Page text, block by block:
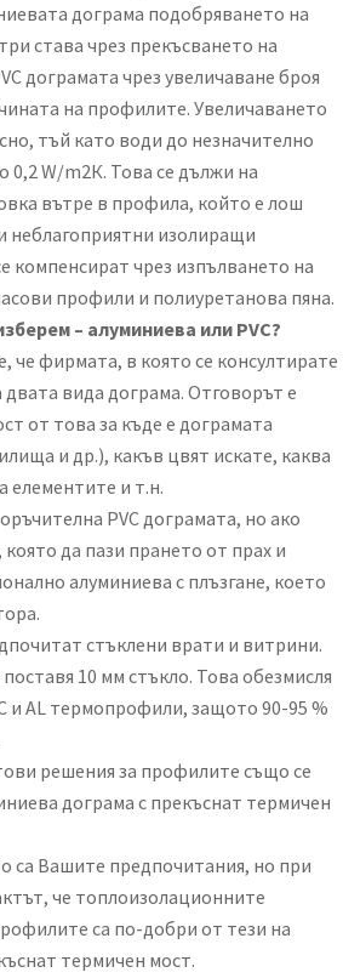
дограма подобряването на
става чрез прекъсването на
дограмата чрез увеличаване броя
на профилите. Увеличаването
тъй като води до незначително
0,2 W/m2К. Това се дължи на
вътре в профила, който е лош
неблагоприятни изолиращи
компенсират чрез изпълването на
профили и полиуретанова пяна.
– алуминиева или PVC?
че фирмата, в която се консултирате
вида дограма. Отговорът е
от това за къде е дограмата
и др.), какъв цвят искате, каква
елементите и т.н.
PVC дограмата, но ако
да пази прането от прах и
алуминиева с плъзгане, което
стъклени врати и витрини.
10 мм стъкло. Това обезмисля
и AL термопрофили, защото 90-95 %
решения за профилите също се
дограма с прекъснат термичен
са Вашите предпочитания, но при
че топлоизолационните
са по-добри от тези на
термичен мост.